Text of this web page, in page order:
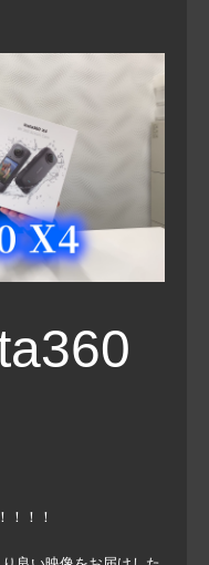
！！！